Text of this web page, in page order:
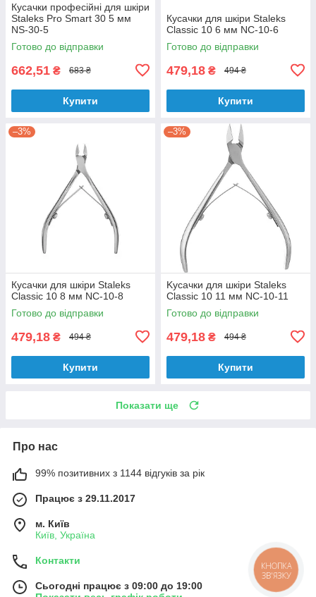
Кусачки професійні для шкіри
Staleks Pro Smart 30 5 мм
NS-30-5
Готово до відправки
662,51 ₴ 683 ₴
Купити
Кусачки для шкіри Staleks
Classic 10 6 мм NC-10-6
Готово до відправки
479,18 ₴ 494 ₴
Купити
–3%
Кусачки для шкіри Staleks
Classic 10 8 мм NC-10-8
Готово до відправки
479,18 ₴ 494 ₴
Купити
–3%
Kycaчки для шкіри Staleks
Classic 10 11 мм NC-10-11
Готово до відправки
479,18 ₴ 494 ₴
Купити
Показати ще
Про нас
99% позитивних з 1144 відгуків за рік
Працює з 29.11.2017
м. Київ
Київ, Україна
Контакти
Сьогодні працює з 09:00 до 19:00
КНОПКА
ЗВ'ЯЗКУ